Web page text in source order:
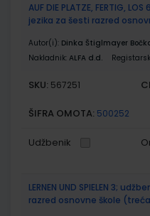
AUF DIE PLATZE, FERTIG,
jezika za šesti razred
Autor(i): Dinka Štiglmayer
Nakladnik: ALFA d.d.
SKU: 567251
ŠIFRA OMOTA: 500252
Udžbenik
LERNEN UND SPIELEN 3;
razred osnovne škole